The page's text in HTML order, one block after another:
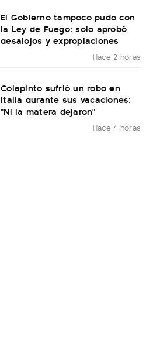
El Gobierno tampoco pudo con
la Ley de Fuego: solo aprobó
desalojos y expropiaciones
Hace 2 horas
Colapinto sufrió un robo en
Italia durante sus vacaciones:
"Ni la matera dejaron"
Hace 4 horas